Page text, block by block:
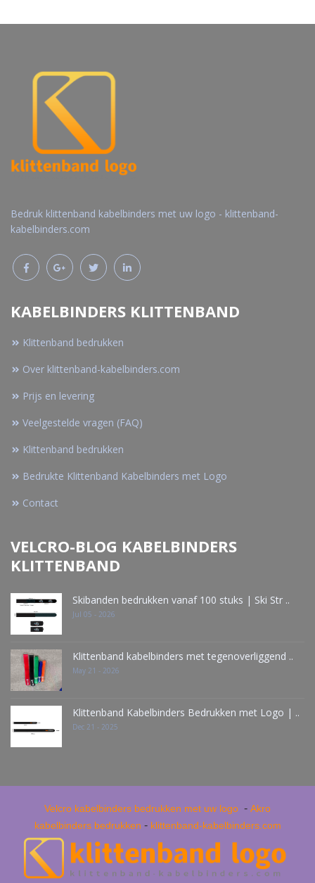
Bedruk klittenband kabelbinders met uw logo - klittenband-
kabelbinders.com
KABELBINDERS KLITTENBAND
Klittenband bedrukken
Over klittenband-kabelbinders.com
Prijs en levering
Veelgestelde vragen (FAQ)
Klittenband bedrukken
Bedrukte Klittenband Kabelbinders met Logo
Contact
VELCRO-BLOG KABELBINDERS
KLITTENBAND
Skibanden bedrukken vanaf 100 stuks | Ski Str ..
Jul 05 - 2026
Klittenband kabelbinders met tegenoverliggend ..
May 21 - 2026
Klittenband Kabelbinders Bedrukken met Logo | ..
Dec 21 - 2025
Velcro kabelbinders bedrukken met uw logo - Akro
kabelbinders bedrukken - klittenband-kabelbinders.com